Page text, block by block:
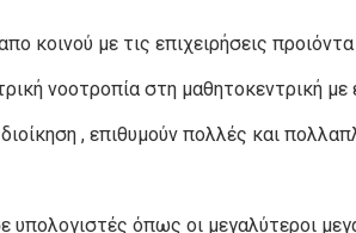
κοινού με τις επιχειρήσεις
νοοτροπία στη μαθητοκεντρική με
, επιθυμούν πολλές και
υπολογιστές όπως οι μεγαλύτεροι